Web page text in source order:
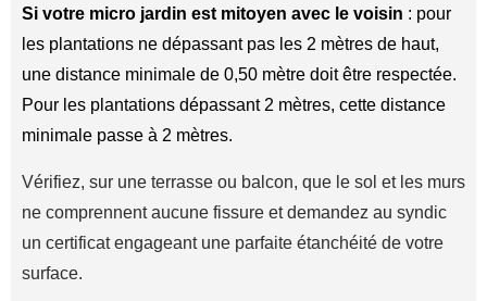
Si votre micro jardin est mitoyen avec le voisin : pour
les plantations ne dépassant pas les 2 mètres de haut,
une distance minimale de 0,50 mètre doit être respectée.
Pour les plantations dépassant 2 mètres, cette distance
minimale passe à 2 mètres.
Vérifiez, sur une terrasse ou balcon, que le sol et les murs
ne comprennent aucune fissure et demandez au syndic
un certificat engageant une parfaite étanchéité de votre
surface.